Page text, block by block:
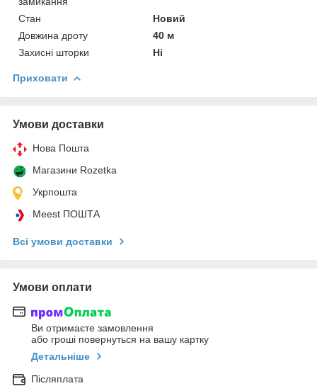
Стан
Новий
Довжина дроту
40 м
Захисні шторки
Ні
Приховати
Умови доставки
Нова Пошта
Магазини Rozetka
Укрпошта
Meest ПОШТА
Всі умови доставки
Умови оплати
Ви отримаєте замовлення
або гроші повернуться на вашу картку
Детальніше
Післяплата